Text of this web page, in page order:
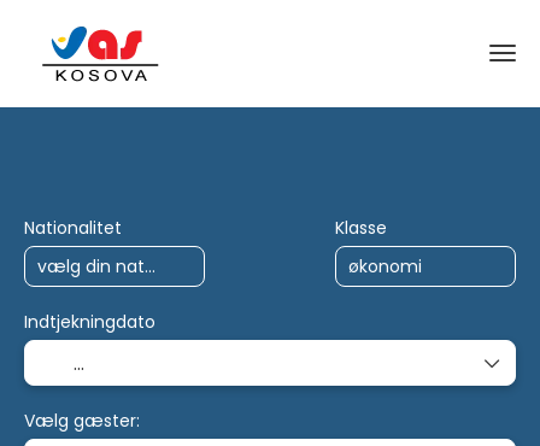
Nationalitet Klasse
Indtjekningdato
Vælg gæster: